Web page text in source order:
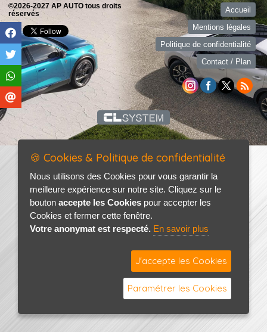
©2026-2027 AP AUTO tous droits
réservés
Accueil
Mentions légales
Politique de confidentialité
Contact / Plan
🍪 Cookies & Politique de confidentialité
Nous utilisons des Cookies pour vous garantir la
meilleure expérience sur notre site. Cliquez sur le
bouton accepte les Cookies pour accepter les
Cookies et fermer cette fenêtre.
Votre anonymat est respecté. En savoir plus
J'accepte les Cookies
Paramétrer les Cookies